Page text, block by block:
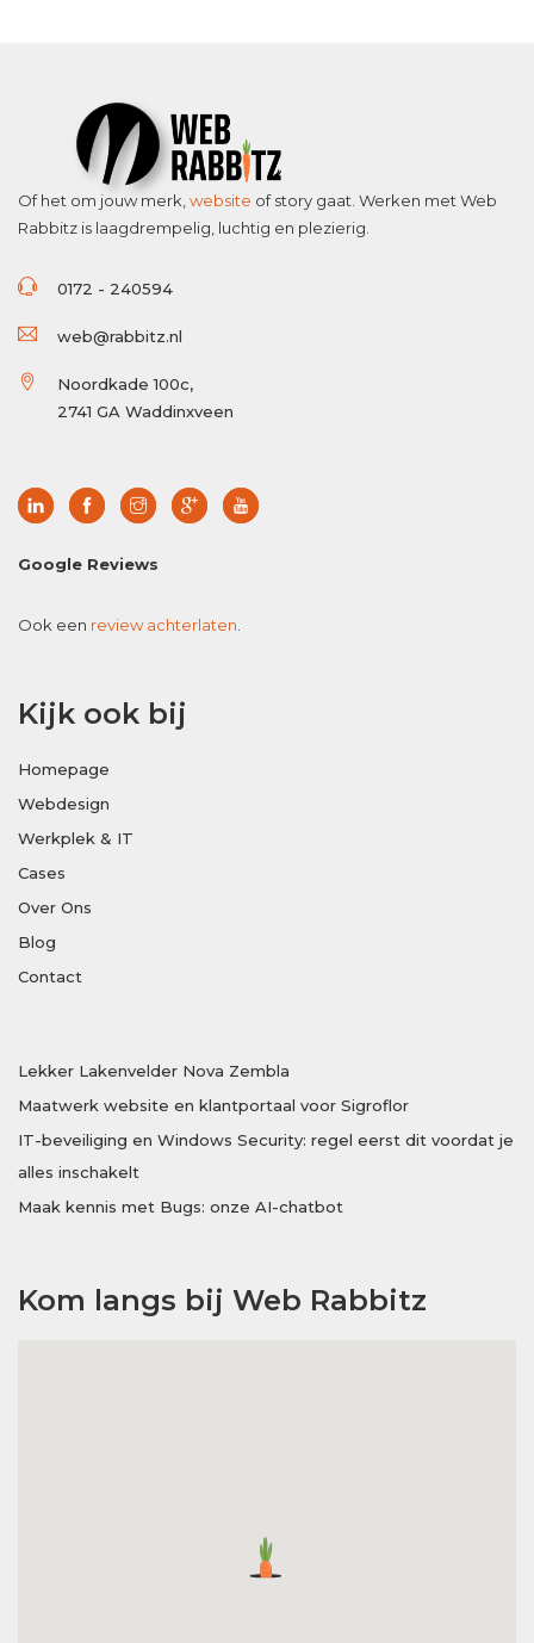
Of het om jouw merk, website of story gaat. Werken met Web
Rabbitz is laagdrempelig, luchtig en plezierig.
0172 - 240594
web@rabbitz.nl
Noordkade 100c,
2741 GA Waddinxveen
Google Reviews
Ook een review achterlaten
Kijk ook bij
Homepage
Webdesign
Werkplek & IT
Cases
Over Ons
Blog
Contact
Lekker Lakenvelder Nova Zembla
Maatwerk website en klantportaal voor Sigroflor
IT-beveiliging en Windows Security: regel eerst dit voordat je
alles inschakelt
Maak kennis met Bugs: onze AI-chatbot
Kom langs bij Web Rabbitz